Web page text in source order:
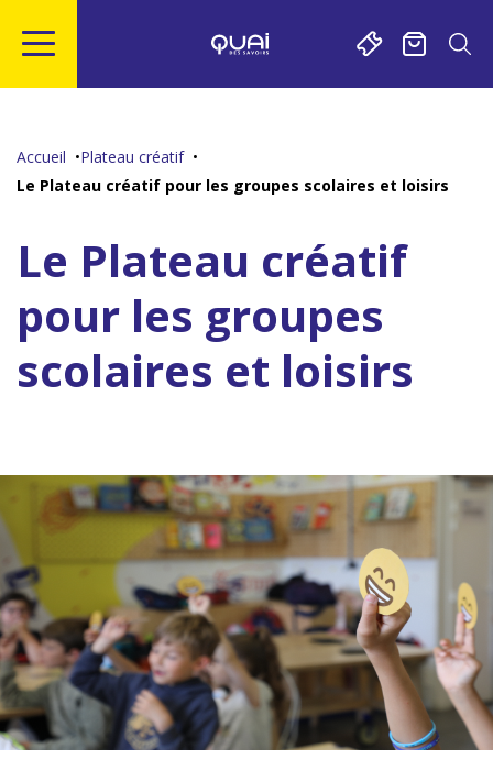
contenu
la
page
Accueil
Plateau créatif
Le Plateau créatif pour les groupes scolaires et loisirs
Le Plateau créatif
pour les groupes
scolaires et loisirs